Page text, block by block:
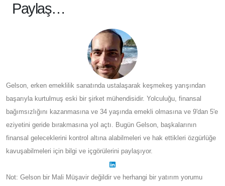
Paylaş…
Gelson, erken emeklilik sanatında ustalaşarak keşmekeş yarışından
başarıyla kurtulmuş eski bir şirket mühendisidir. Yolculuğu, finansal
bağımsızlığını kazanmasına ve 34 yaşında emekli olmasına ve 9'dan 5'e
eziyetini geride bırakmasına yol açtı. Bugün Gelson, başkalarının
finansal geleceklerini kontrol altına alabilmeleri ve hak ettikleri özgürlüğe
kavuşabilmeleri için bilgi ve içgörülerini paylaşıyor.
Not: Gelson bir Mali Müşavir değildir ve herhangi bir yatırım yorumu